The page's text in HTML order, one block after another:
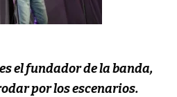
el fundador de la banda,
por los escenarios.